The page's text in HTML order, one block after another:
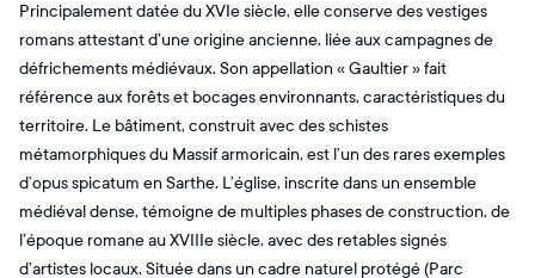
Principalement datée du XVIe siècle, elle conserve des vestiges
romans attestant d’une origine ancienne, liée aux campagnes de
défrichements médiévaux. Son appellation « Gaultier » fait
référence aux forêts et bocages environnants, caractéristiques du
territoire. Le bâtiment, construit avec des schistes
métamorphiques du Massif armoricain, est l’un des rares exemples
d’opus spicatum en Sarthe. L’église, inscrite dans un ensemble
médiéval dense, témoigne de multiples phases de construction, de
l’époque romane au XVIIIe siècle, avec des retables signés
d’artistes locaux. Située dans un cadre naturel protégé (Parc